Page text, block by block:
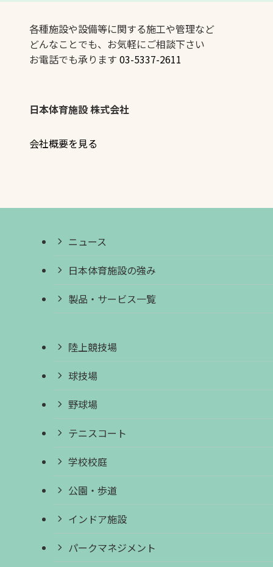
各種施設や設備等に関する施工や管理など
どんなことでも、お気軽にご相談下さい
お電話でも承ります 03-5337-2611
日本体育施設 株式会社
会社概要を見る
ニュース
日本体育施設の強み
製品・サービス一覧
陸上競技場
球技場
野球場
テニスコート
学校校庭
公園・歩道
インドア施設
パークマネジメント